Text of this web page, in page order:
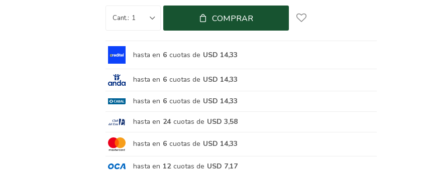
1 COMPRAR
hasta en 6 cuotas de USD 14,33
hasta en 6 cuotas de USD 14,33
hasta en 6 cuotas de USD 14,33
hasta en 24 cuotas de USD 3,58
hasta en 6 cuotas de USD 14,33
hasta en 12 cuotas de USD 7,17